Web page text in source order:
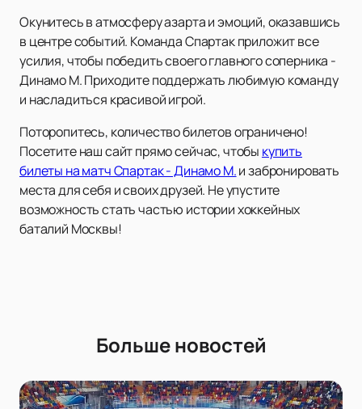
Окунитесь в атмосферу азарта и эмоций, оказавшись
в центре событий. Команда Спартак приложит все
усилия, чтобы победить своего главного соперника -
Динамо М. Приходите поддержать любимую команду
и насладиться красивой игрой.
Поторопитесь, количество билетов ограничено!
Посетите наш сайт прямо сейчас, чтобы купить
билеты на матч Спартак - Динамо М.и забронировать
места для себя и своих друзей. Не упустите
возможность стать частью истории хоккейных
баталий Москвы!
Больше новостей